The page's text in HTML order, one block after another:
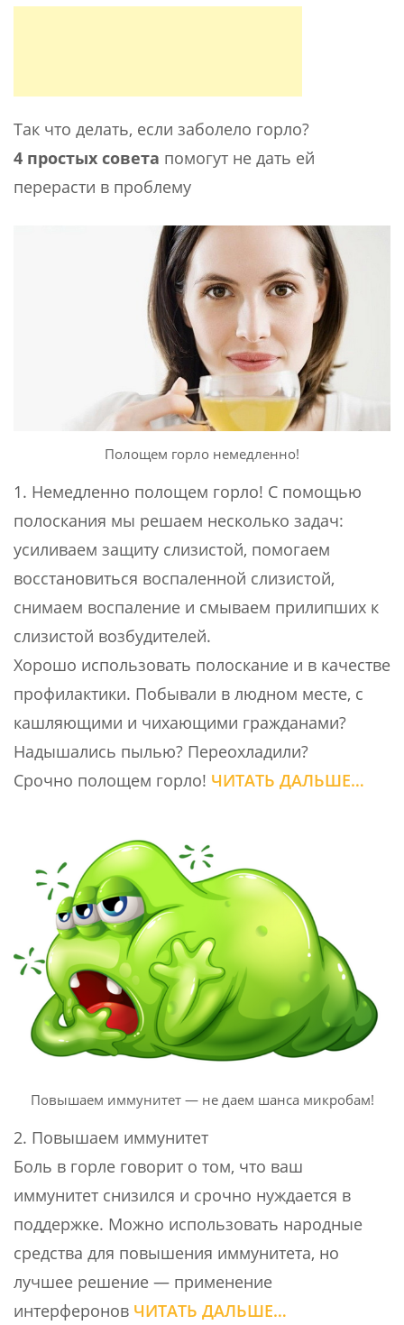
Так что делать, если заболело горло?
4 простых совета помогут не дать ей
перерасти в проблему
Полощем горло немедленно!
1. Немедленно полощем горло! С помощью
полоскания мы решаем несколько задач:
усиливаем защиту слизистой, помогаем
восстановиться воспаленной слизистой,
снимаем воспаление и смываем прилипших к
слизистой возбудителей.
Хорошо использовать полоскание и в качестве
профилактики. Побывали в людном месте, с
кашляющими и чихающими гражданами?
Надышались пылью? Переохладили?
Срочно полощем горло! ЧИТАТЬ ДАЛЬШЕ…
Повышаем иммунитет — не даем шанса микробам!
2. Повышаем иммунитет
Боль в горле говорит о том, что ваш
иммунитет снизился и срочно нуждается в
поддержке. Можно использовать народные
средства для повышения иммунитета, но
лучшее решение — применение
интерферонов ЧИТАТЬ ДАЛЬШЕ…